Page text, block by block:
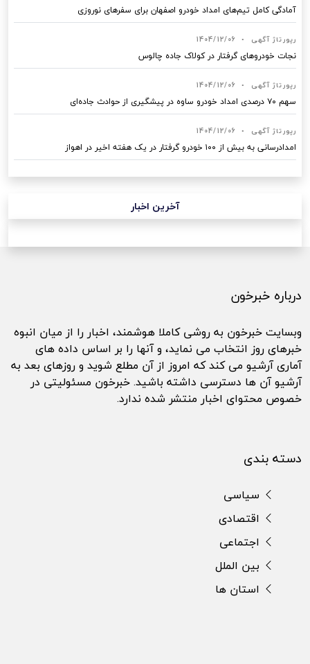
آمادگی کامل تیم‌های امداد خودرو اصفهان برای سفرهای نوروزی
رپورتاژ آگهی •
1404/12/06
نجات خودروهای گرفتار در کولاک جاده چالوس
رپورتاژ آگهی •
1404/12/06
سهم ۷۰ درصدی امداد خودرو ساوه در پیشگیری از حوادث جاده‌ای
رپورتاژ آگهی •
1404/12/06
امدادرسانی به بیش از ۱۰۰ خودرو گرفتار در یک هفته اخیر در اهواز
آخرین اخبار
درباره خبرخون
وبسایت خبرخون به روشی کاملا هوشمند، اخبار را از میان انبوه
خبرهای روز انتخاب می نماید، و آنها را بر اساس داده های
آماری آرشیو می کند که امروز از آن مطلع شوید و روزهای بعد به
آرشیو آن ها دسترسی داشته باشید. خبرخون مسئولیتی در
خصوص محتوای اخبار منتشر شده ندارد.
دسته بندی
سیاسی
اقتصادی
اجتماعی
بین الملل
استان ها